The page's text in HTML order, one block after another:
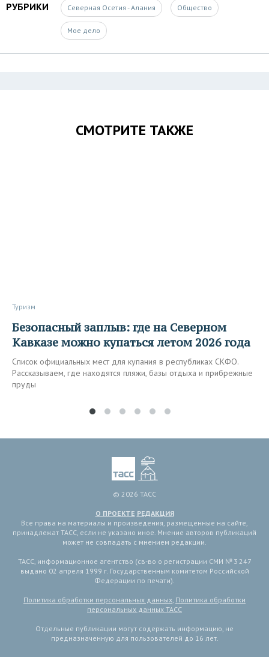
РУБРИКИ Северная Осетия - Алания Общество
Мое дело
СМОТРИТЕ ТАКЖЕ
Туризм
Безопасный заплыв: где на Северном
Кавказе можно купаться летом 2026 года
Список официальных мест для купания в республиках СКФО.
Рассказываем, где находятся пляжи, базы отдыха и прибрежные
пруды
© 2026 ТАСС
О ПРОЕКТЕ РЕДАКЦИЯ
Все права на материалы и произведения, размещенные на сайте,
принадлежат ТАСС, если не указано иное. Мнение авторов публикаций
может не совпадать с мнением редакции.
ТАСС, информационное агентство (св-во о регистрации СМИ № 3 247
выдано 02 апреля 1999 г. Государственным комитетом Российской
Федерации по печати).
Политика обработки персональных данных Политика обработки
персональных данных ТАСС
Отдельные публикации могут содержать информацию, не
предназначенную для пользователей до 16 лет.